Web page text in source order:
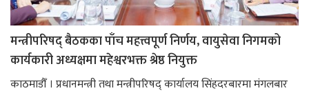
मन्त्रीपरिषद् बैठकका पाँच महत्त्वपूर्ण निर्णय, वायुसेवा निगमको
कार्यकारी अध्यक्षमा महेश्वरभक्त श्रेष्ठ नियुक्त
काठमाडौँ । प्रधानमन्त्री तथा मन्त्रीपरिषद् कार्यालय सिंहदरबारमा मंगलबार